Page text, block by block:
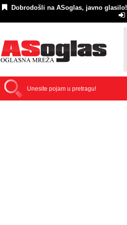
Dobrodošli na ASoglas, javno glasilo!